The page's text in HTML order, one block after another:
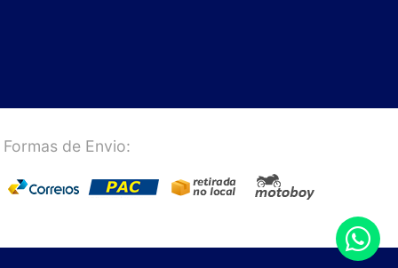
Formas de Envio: